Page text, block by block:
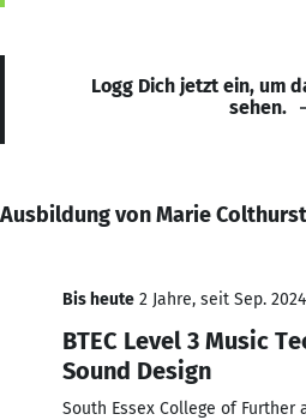
Logg Dich jetzt ein, um
sehen.
Ausbildung von Marie Colthurst
Bis heute 2 Jahre, seit Sep. 2024
BTEC Level 3 Music
Sound Design
South Essex College of Further